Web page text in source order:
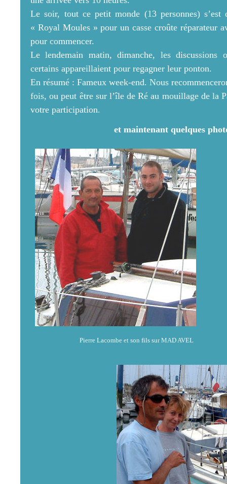
Le soir, tout ce petit monde (13 personnes) s’est
« Royal Moules » pour un casse croûte réparateur
pour commencer.
Le lendemain matin, dimanche, les discussions
certains appareillaient pour regagner leur ponton.
En résumé : Fameux week-end. Nous
fois, ou peut être sur l’île de Ré au mouillage de la
votre participation.
et maintenant quelques
Pierre Lacombe et son fils sur MAD AVEL